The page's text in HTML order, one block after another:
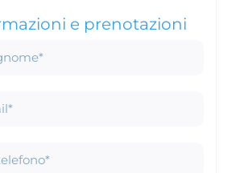
e prenotazioni